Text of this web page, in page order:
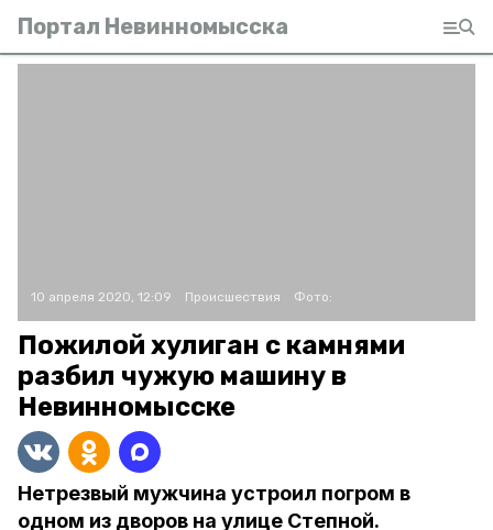
Портал Невинномысска
10 апреля 2020, 12:09 Происшествия Фото:
Пожилой хулиган с камнями
разбил чужую машину в
Невинномысске
Нетрезвый мужчина устроил погром в
одном из дворов на улице Степной.